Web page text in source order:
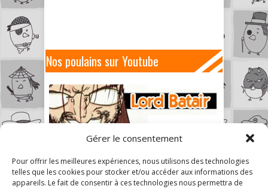
Gérer le consentement
Pour offrir les meilleures expériences, nous utilisons des technologies
telles que les cookies pour stocker et/ou accéder aux informations des
appareils. Le fait de consentir à ces technologies nous permettra de
Nos poulains sur Youtube